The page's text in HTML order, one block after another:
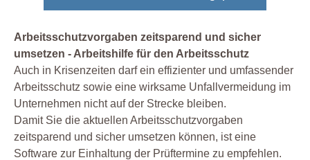
Arbeitsschutzvorgaben zeitsparend und sicher
umsetzen - Arbeitshilfe für den Arbeitsschutz
Auch in Krisenzeiten darf ein effizienter und umfassender
Arbeitsschutz sowie eine wirksame Unfallvermeidung im
Unternehmen nicht auf der Strecke bleiben.
Damit Sie die aktuellen Arbeitsschutzvorgaben
zeitsparend und sicher umsetzen können, ist eine
Software zur Einhaltung der Prüftermine zu empfehlen.